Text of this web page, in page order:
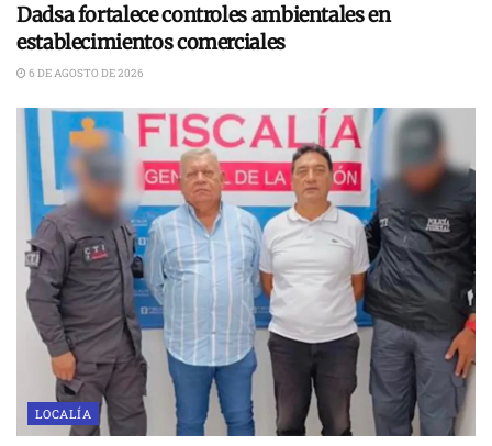
Dadsa fortalece controles ambientales en
establecimientos comerciales
6 DE AGOSTO DE 2026
LOCALÍA